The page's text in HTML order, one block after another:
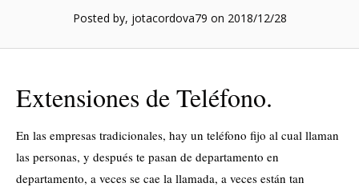
Posted by, jotacordova79 on 2018/12/28
Extensiones de Teléfono.
En las empresas tradicionales, hay un teléfono fijo al cual llaman
las personas, y después te pasan de departamento en
departamento, a veces se cae la llamada, a veces están tan